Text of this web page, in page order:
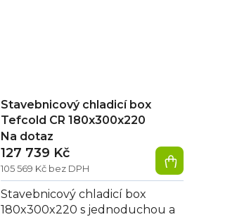
Stavebnicový chladicí box
Tefcold CR 180x300x220
Na dotaz
105 569 Kč bez DPH
127 739 Kč
Stavebnicový chladicí box
180x300x220 s jednoduchou a